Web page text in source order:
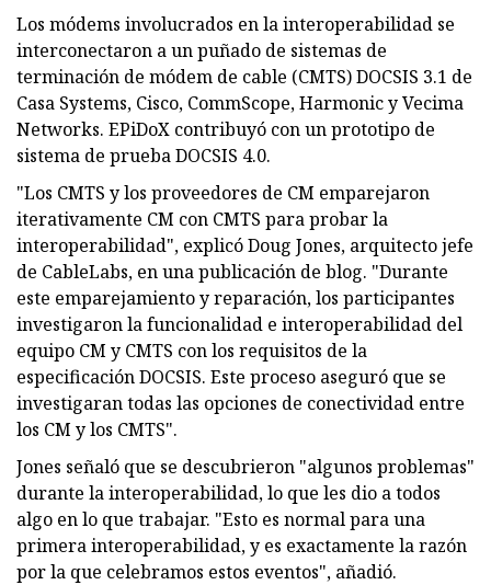
Los módems involucrados en la interoperabilidad se
interconectaron a un puñado de sistemas de
terminación de módem de cable (CMTS) DOCSIS 3.1 de
Casa Systems, Cisco, CommScope, Harmonic y Vecima
Networks. EPiDoX contribuyó con un prototipo de
sistema de prueba DOCSIS 4.0.
"Los CMTS y los proveedores de CM emparejaron
iterativamente CM con CMTS para probar la
interoperabilidad", explicó Doug Jones, arquitecto jefe
de CableLabs, en una publicación de blog. "Durante
este emparejamiento y reparación, los participantes
investigaron la funcionalidad e interoperabilidad del
equipo CM y CMTS con los requisitos de la
especificación DOCSIS. Este proceso aseguró que se
investigaran todas las opciones de conectividad entre
los CM y los CMTS".
Jones señaló que se descubrieron "algunos problemas"
durante la interoperabilidad, lo que les dio a todos
algo en lo que trabajar. "Esto es normal para una
primera interoperabilidad, y es exactamente la razón
por la que celebramos estos eventos", añadió.